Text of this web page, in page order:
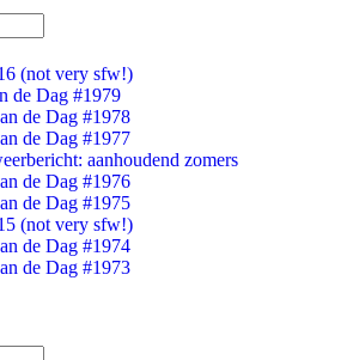
(not very sfw!)
de Dag #1979
de Dag #1978
de Dag #1977
aanhoudend zomers
de Dag #1976
de Dag #1975
(not very sfw!)
de Dag #1974
de Dag #1973